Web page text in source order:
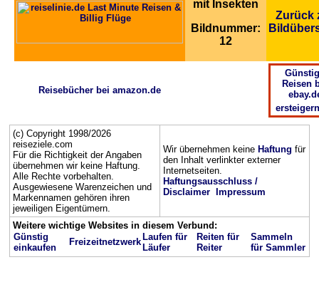
mit Insekten
Bildnummer:
12
Zurück
Reisebücher bei amazon.de
Reisen
ersteigern
(c) Copyright 1998/2026
reiseziele.com
Für die Richtigkeit der Angaben
übernehmen wir keine Haftung.
Alle Rechte vorbehalten.
Ausgewiesene Warenzeichen und
Markennamen gehören ihren
jeweiligen Eigentümern.
Wir übernehmen keine Haftung für
den Inhalt verlinkter externer
Internetseiten.
Haftungsausschluss /
Disclaimer
Impressum
Weitere wichtige Websites in diesem Verbund:
Günstig
einkaufen
Freizeitnetzwerk Laufen für
Läufer
Reiten für
Reiter
Sammeln
für Sammler